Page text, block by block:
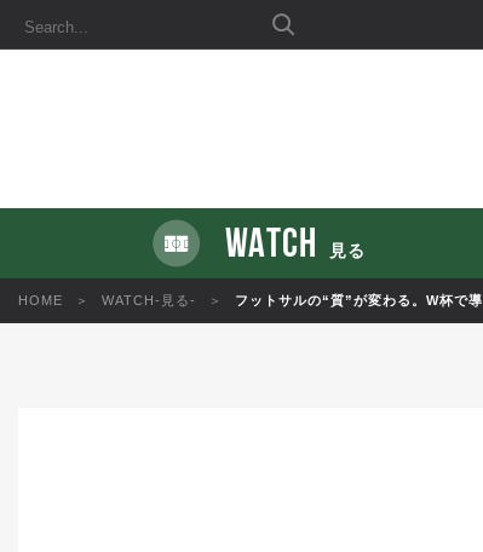
WATCH 見る
HOME WATCH-見る- フットサルの“質”が変わる。W杯で